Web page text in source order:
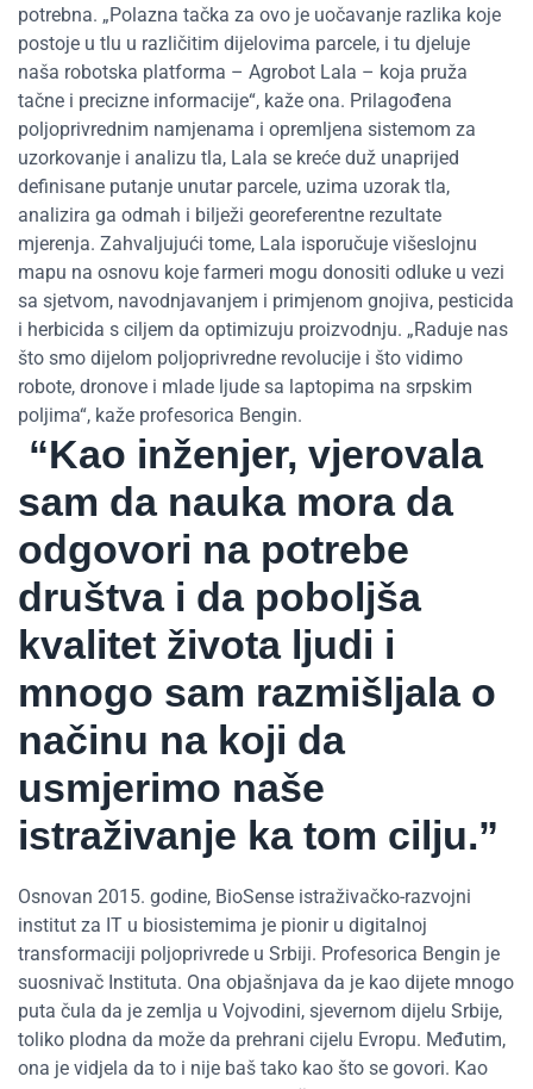
potrebna. „Polazna tačka za ovo je uočavanje razlika koje
postoje u tlu u različitim dijelovima parcele, i tu djeluje
naša robotska platforma – Agrobot Lala – koja pruža
tačne i precizne informacije“, kaže ona. Prilagođena
poljoprivrednim namjenama i opremljena sistemom za
uzorkovanje i analizu tla, Lala se kreće duž unaprijed
definisane putanje unutar parcele, uzima uzorak tla,
analizira ga odmah i bilježi georeferentne rezultate
mjerenja. Zahvaljujući tome, Lala isporučuje višeslojnu
mapu na osnovu koje farmeri mogu donositi odluke u vezi
sa sjetvom, navodnjavanjem i primjenom gnojiva, pesticida
i herbicida s ciljem da optimizuju proizvodnju. „Raduje nas
što smo dijelom poljoprivredne revolucije i što vidimo
robote, dronove i mlade ljude sa laptopima na srpskim
poljima“, kaže profesorica Bengin.
“Kao inženjer, vjerovala
sam da nauka mora da
odgovori na potrebe
društva i da poboljša
kvalitet života ljudi i
mnogo sam razmišljala o
načinu na koji da
usmjerimo naše
istraživanje ka tom cilju.”
Osnovan 2015. godine, BioSense istraživačko-razvojni
institut za IT u biosistemima je pionir u digitalnoj
transformaciji poljoprivrede u Srbiji. Profesorica Bengin je
suosnivač Instituta. Ona objašnjava da je kao dijete mnogo
puta čula da je zemlja u Vojvodini, sjevernom dijelu Srbije,
toliko plodna da može da prehrani cijelu Evropu. Međutim,
ona je vidjela da to i nije baš tako kao što se govori. Kao